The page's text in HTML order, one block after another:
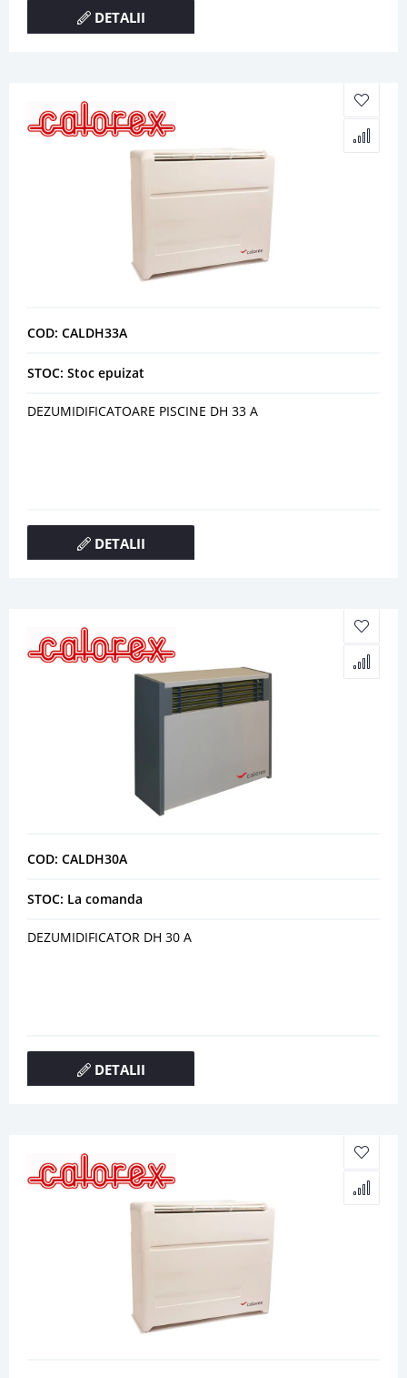
DETALII
COD: CALDH33A
STOC: Stoc epuizat
DEZUMIDIFICATOARE PISCINE DH 33 A
DETALII
COD: CALDH30A
STOC: La comanda
DEZUMIDIFICATOR DH 30 A
DETALII